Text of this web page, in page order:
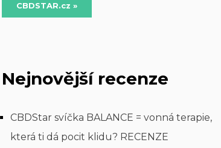
CBDSTAR.cz »
Nejnovější recenze
CBDStar svíčka BALANCE = vonná terapie,
která ti dá pocit klidu? RECENZE